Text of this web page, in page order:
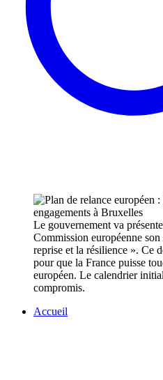
Le gouvernement va
Commission européenne
reprise et la résilience ». Ce
pour que la France puisse
européen. Le calendrier
compromis.
Accueil